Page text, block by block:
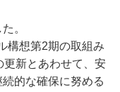
。
構想第2期の取組み
更新とあわせて、安
的な確保に努める